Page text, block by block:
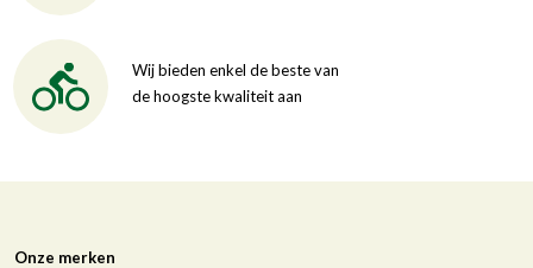
Wij bieden enkel de beste van
de hoogste kwaliteit aan
Onze merken